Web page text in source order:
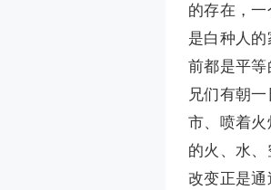
的存在，
是白种人
前都是平
兄们有朝
市、喷着
的火、水
改变正是